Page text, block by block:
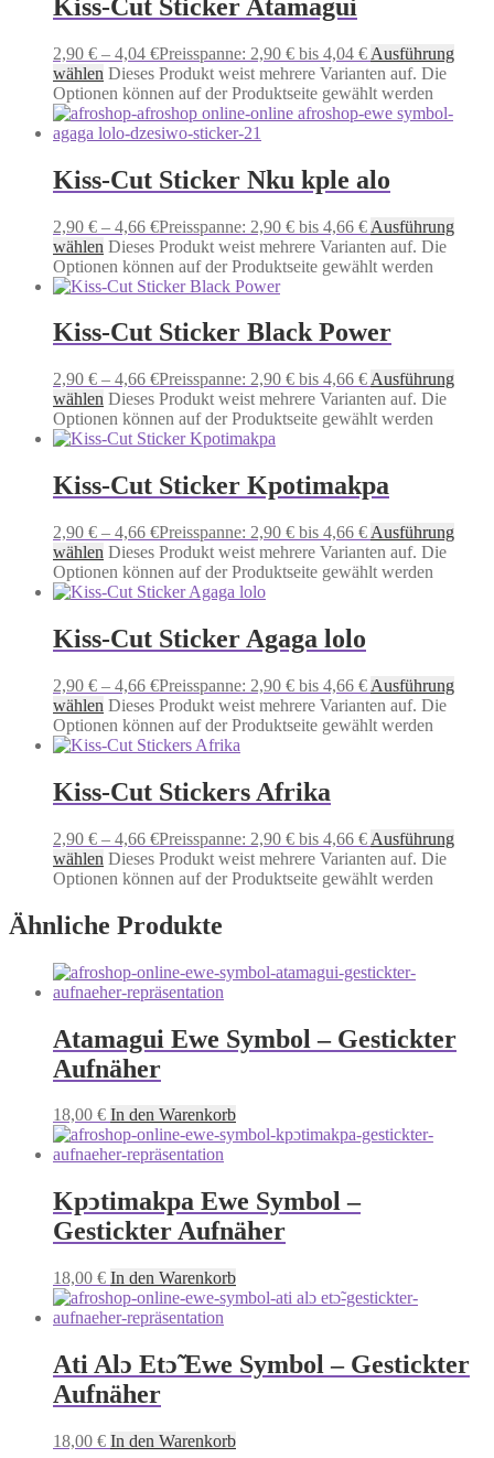
Kiss-Cut Sticker Atamagui
2,90 € – 4,04 €Preisspanne: 2,90 € bis 4,04 € Ausführung
wählen Dieses Produkt weist mehrere Varianten auf. Die
Optionen können auf der Produktseite gewählt werden
Kiss-Cut Sticker Nku kple alo
2,90 € – 4,66 €Preisspanne: 2,90 € bis 4,66 € Ausführung
wählen Dieses Produkt weist mehrere Varianten auf. Die
Optionen können auf der Produktseite gewählt werden
Kiss-Cut Sticker Black Power
2,90 € – 4,66 €Preisspanne: 2,90 € bis 4,66 € Ausführung
wählen Dieses Produkt weist mehrere Varianten auf. Die
Optionen können auf der Produktseite gewählt werden
Kiss-Cut Sticker Kpotimakpa
2,90 € – 4,66 €Preisspanne: 2,90 € bis 4,66 € Ausführung
wählen Dieses Produkt weist mehrere Varianten auf. Die
Optionen können auf der Produktseite gewählt werden
Kiss-Cut Sticker Agaga lolo
2,90 € – 4,66 €Preisspanne: 2,90 € bis 4,66 € Ausführung
wählen Dieses Produkt weist mehrere Varianten auf. Die
Optionen können auf der Produktseite gewählt werden
Kiss-Cut Stickers Afrika
2,90 € – 4,66 €Preisspanne: 2,90 € bis 4,66 € Ausführung
wählen Dieses Produkt weist mehrere Varianten auf. Die
Optionen können auf der Produktseite gewählt werden
Ähnliche Produkte
Atamagui Ewe Symbol – Gestickter
Aufnäher
18,00 € In den Warenkorb
Kpͻtimakpa Ewe Symbol –
Gestickter Aufnäher
18,00 € In den Warenkorb
Ati Alɔ Etɔ̃ Ewe Symbol – Gestickter
Aufnäher
18,00 € In den Warenkorb